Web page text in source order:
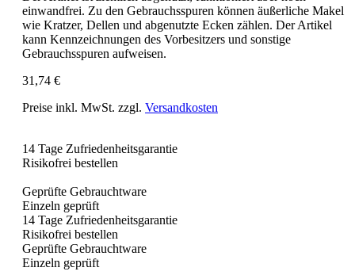
einwandfrei. Zu den Gebrauchsspuren können äußerliche Makel
wie Kratzer, Dellen und abgenutzte Ecken zählen. Der Artikel
kann Kennzeichnungen des Vorbesitzers und sonstige
Gebrauchsspuren aufweisen.
31,74 €
Preise inkl. MwSt. zzgl. Versandkosten
14 Tage Zufriedenheitsgarantie
Risikofrei bestellen
Geprüfte Gebrauchtware
Einzeln geprüft
14 Tage Zufriedenheitsgarantie
Risikofrei bestellen
Geprüfte Gebrauchtware
Einzeln geprüft